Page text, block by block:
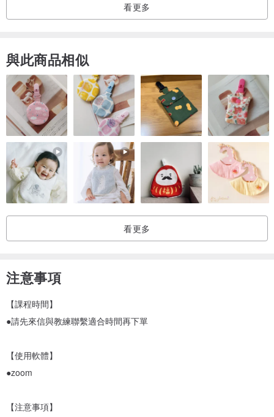
看更多
與此商品相似
看更多
注意事項
【課程時間】
●請先來信與教練聯繫適合時間再下單
【使用軟體】
●zoom
【注意事項】